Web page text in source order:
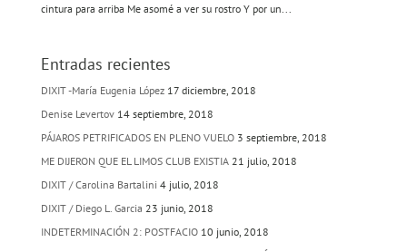
cintura para arriba Me asomé a ver su rostro Y por un...
Entradas recientes
DIXIT -María Eugenia López 17 diciembre, 2018
Denise Levertov 14 septiembre, 2018
PÁJAROS PETRIFICADOS EN PLENO VUELO 3 septiembre, 2018
ME DIJERON QUE EL LIMOS CLUB EXISTIA 21 julio, 2018
DIXIT / Carolina Bartalini 4 julio, 2018
DIXIT / Diego L. Garcia 23 junio, 2018
INDETERMINACIÓN 2: POSTFACIO 10 junio, 2018